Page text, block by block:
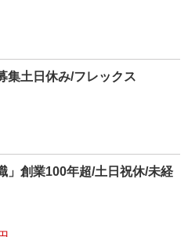
集土日休み/フレックス
」創業100年超/土日祝休/未経